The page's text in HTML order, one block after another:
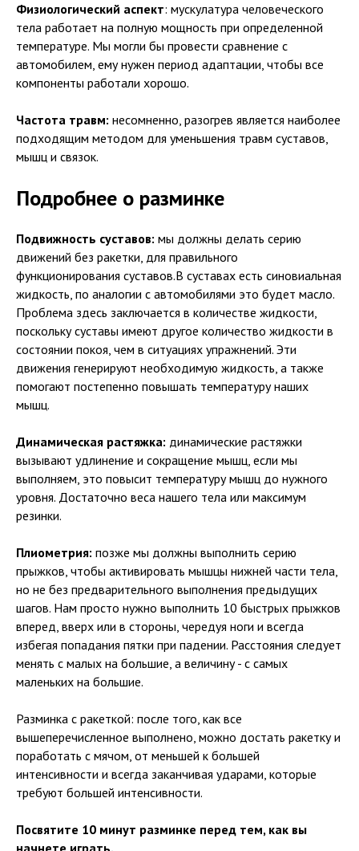
Физиологический аспект: мускулатура человеческого
тела работает на полную мощность при определенной
температуре. Мы могли бы провести сравнение с
автомобилем, ему нужен период адаптации, чтобы все
компоненты работали хорошо.
Частота травм: несомненно, разогрев является наиболее
подходящим методом для уменьшения травм суставов,
мышц и связок.
Подробнее о разминке
Подвижность суставов: мы должны делать серию
движений без ракетки, для правильного
функционирования суставов.В суставах есть синовиальная
жидкость, по аналогии с автомобилями это будет масло.
Проблема здесь заключается в количестве жидкости,
поскольку суставы имеют другое количество жидкости в
состоянии покоя, чем в ситуациях упражнений. Эти
движения генерируют необходимую жидкость, а также
помогают постепенно повышать температуру наших
мышц.
Динамическая растяжка: динамические растяжки
вызывают удлинение и сокращение мышц, если мы
выполняем, это повысит температуру мышц до нужного
уровня. Достаточно веса нашего тела или максимум
резинки.
Плиометрия: позже мы должны выполнить серию
прыжков, чтобы активировать мышцы нижней части тела,
но не без предварительного выполнения предыдущих
шагов. Нам просто нужно выполнить 10 быстрых прыжков
вперед, вверх или в стороны, чередуя ноги и всегда
избегая попадания пятки при падении. Расстояния следует
менять с малых на большие, а величину - с самых
маленьких на большие.
Разминка с ракеткой: после того, как все
вышеперечисленное выполнено, можно достать ракетку и
поработать с мячом, от меньшей к большей
интенсивности и всегда заканчивая ударами, которые
требуют большей интенсивности.
Посвятите 10 минут разминке перед тем, как вы
начнете играть.